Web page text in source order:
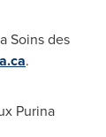
Soins des
.
Purina